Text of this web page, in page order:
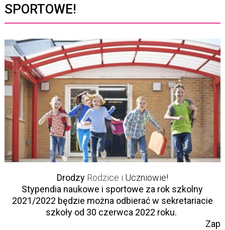
SPORTOWE!
Drodzy Rodzice i Uczniowie!
Stypendia naukowe i sportowe za rok szkolny
2021/2022 będzie można odbierać w sekretariacie
szkoły od 30 czerwca 2022 roku.